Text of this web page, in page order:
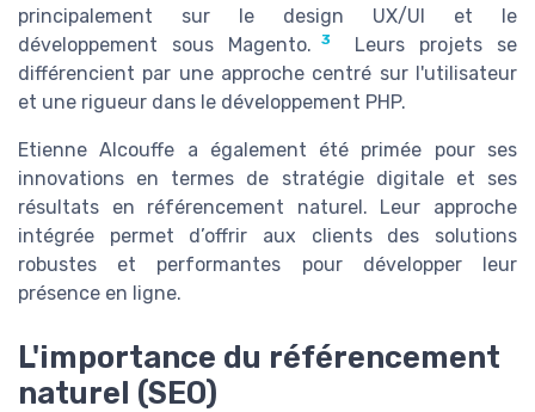
principalement sur le design UX/UI et le
développement sous Magento.
3
Leurs projets se
différencient par une approche centré sur l'utilisateur
et une rigueur dans le développement PHP.
Etienne Alcouffe a également été primée pour ses
innovations en termes de stratégie digitale et ses
résultats en référencement naturel. Leur approche
intégrée permet d’offrir aux clients des solutions
robustes et performantes pour développer leur
présence en ligne.
L'importance du référencement
naturel (SEO)